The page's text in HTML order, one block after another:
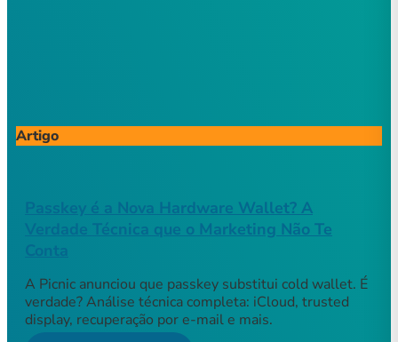
Artigo
Passkey é a Nova Hardware Wallet? A
Verdade Técnica que o Marketing Não Te
Conta
A Picnic anunciou que passkey substitui cold wallet. É
verdade? Análise técnica completa: iCloud, trusted
display, recuperação por e-mail e mais.